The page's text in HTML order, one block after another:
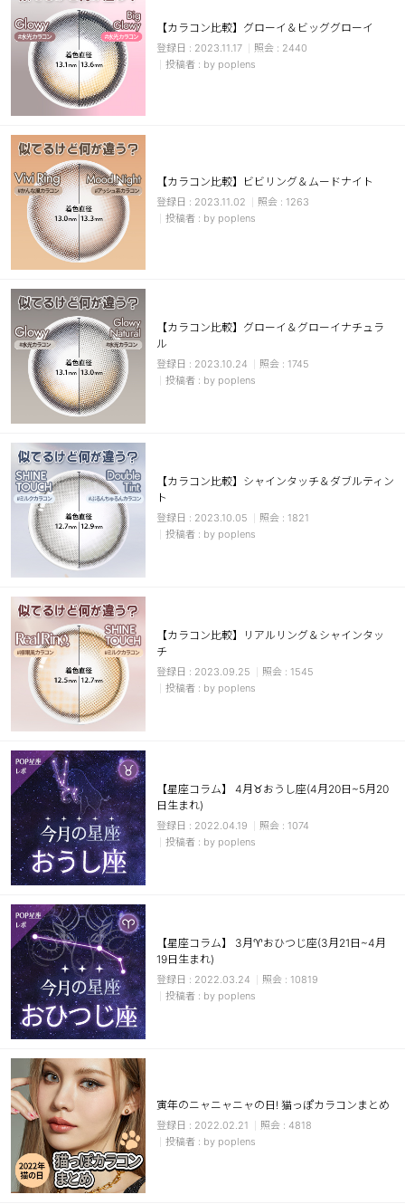
ショッピングガイド
アプリダウンロード
INSTAGRAM TWITTER
【カラコン比較】グローイ＆ビッググローイ
2023.11.17
2440
by poplens
【カラコン比較】ビビリング＆ムードナイト
2023.11.02
1263
by poplens
【カラコン比較】グローイ＆グローイナチュラ
ル
2023.10.24
1745
by poplens
【カラコン比較】シャインタッチ＆ダブルティン
ト
2023.10.05
1821
by poplens
【カラコン比較】リアルリング＆シャインタッ
チ
2023.09.25
1545
by poplens
【星座コラム】 4月♉おうし座(4月20日~5月20
日生まれ)
2022.04.19
1074
by poplens
【星座コラム】 3月♈おひつじ座(3月21日~4月
19日生まれ)
2022.03.24
10819
by poplens
寅年のニャニャニャの日! 猫っぽカラコンまとめ
2022.02.21
4818
by poplens